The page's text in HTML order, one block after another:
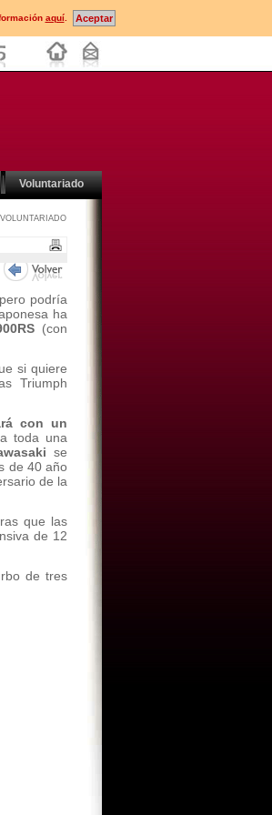
aquí.
Voluntariado
VOLUNTARIADO
podría
ha
(con
si quiere
Triumph
con un
toda una
se
de 40 año
de la
que las
de 12
de tres